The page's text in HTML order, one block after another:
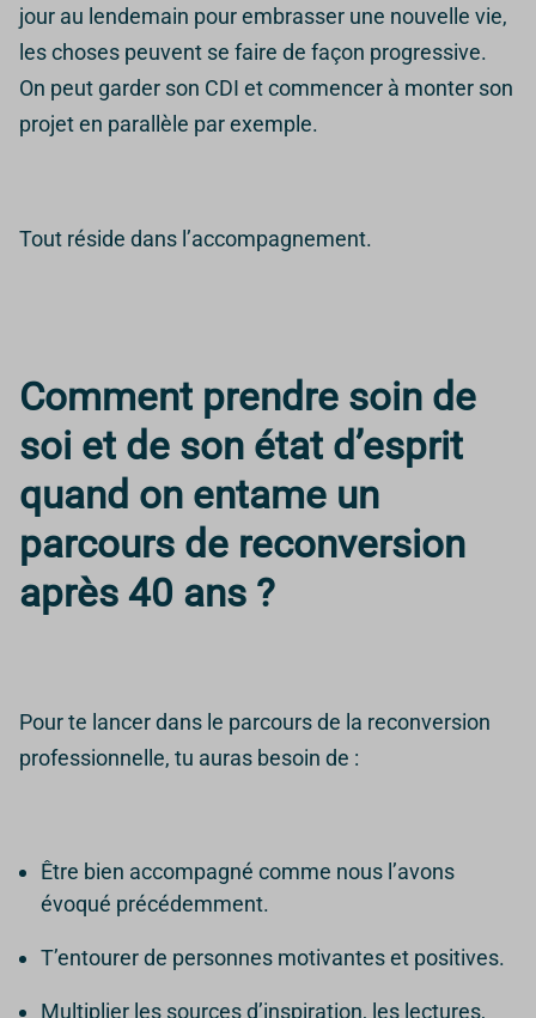
jour au lendemain pour embrasser une nouvelle vie,
les choses peuvent se faire de façon progressive.
On peut garder son CDI et commencer à monter son
projet en parallèle par exemple.
Tout réside dans l’accompagnement.
Comment prendre soin de
soi et de son état d’esprit
quand on entame un
parcours de reconversion
après 40 ans ?
Pour te lancer dans le parcours de la reconversion
professionnelle, tu auras besoin de :
Être bien accompagné comme nous l’avons
évoqué précédemment.
T’entourer de personnes motivantes et positives.
Multiplier les sources d’inspiration, les lectures,